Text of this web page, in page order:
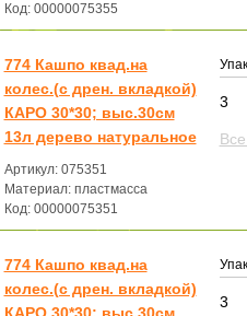
Код: 00000075355
774 Кашпо квад.на
колес.(с дрен. вкладкой)
КАРО 30*30; выс.30см
13л дерево натуральное
Артикул: 075351
Материал: пластмасса
Код: 00000075351
3
774 Кашпо квад.на
колес.(с дрен. вкладкой)
3